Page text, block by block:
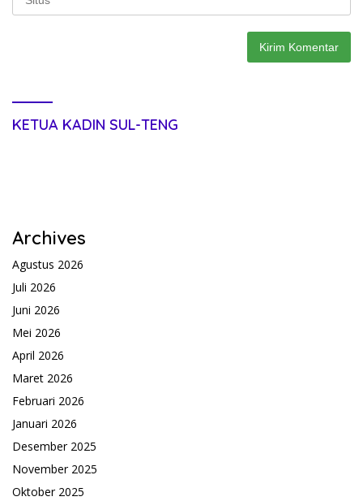
KETUA KADIN SUL-TENG
Archives
Agustus 2026
Juli 2026
Juni 2026
Mei 2026
April 2026
Maret 2026
Februari 2026
Januari 2026
Desember 2025
November 2025
Oktober 2025